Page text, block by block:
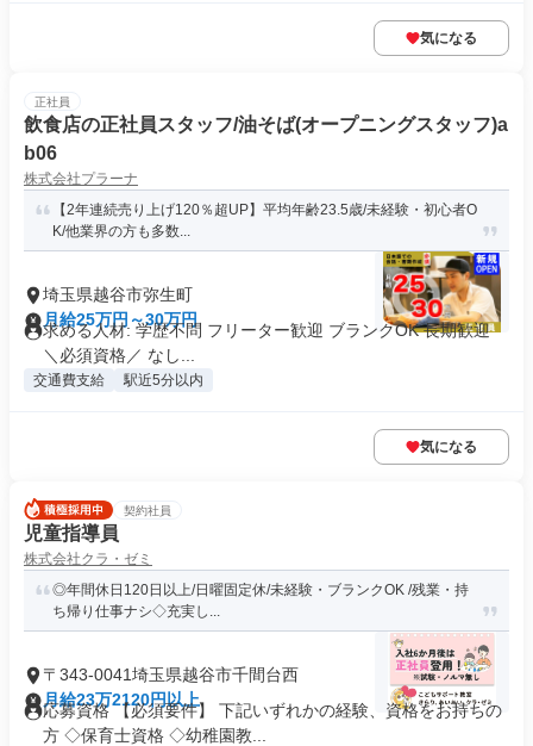
気になる
正社員
飲食店の正社員スタッフ/油そば(オープニングスタッフ)a
b06
株式会社プラーナ
【2年連続売り上げ120％超UP】平均年齢23.5歳/未経験・初心者O
K/他業界の方も多数...
埼玉県越谷市弥生町
月給25万円～30万円
求める人材: 学歴不問 フリーター歓迎 ブランクOK 長期歓迎
＼必須資格／ なし...
交通費支給 駅近5分以内
気になる
契約社員
児童指導員
株式会社クラ・ゼミ
◎年間休日120日以上/日曜固定休/未経験・ブランクOK /残業・持
ち帰り仕事ナシ◇充実し...
〒343-0041埼玉県越谷市千間台西
月給23万2120円以上
応募資格 【必須要件】 下記いずれかの経験、資格をお持ちの
方 ◇保育士資格 ◇幼稚園教...